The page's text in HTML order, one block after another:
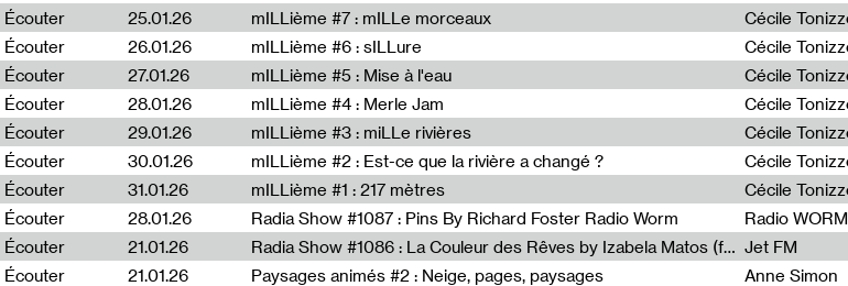
Écouter
25.01.26 mILLième #7 : mILLe morceaux
Écouter
26.01.26 mILLième #6 : sILLure
Écouter
27.01.26 mILLième #5 : Mise à l'eau
Écouter
28.01.26 mILLième #4 : Merle Jam
Écouter
29.01.26 mILLième #3 : miLLe rivières
Écouter
30.01.26 mILLième #2 : Est-ce que la rivière a changé ?
Écouter
31.01.26 mILLième #1 : 217 mètres
Écouter
28.01.26 Radia Show #1087 : Pins By Richard Foster Radio Worm Radio WORM
Écouter
21.01.26 Radia Show #1086 : La Couleur des Rêves by Izabela Matos (for Jet FM) Jet FM
Écouter
21.01.26 Paysages animés #2 : Neige, pages, paysages Anne Simon